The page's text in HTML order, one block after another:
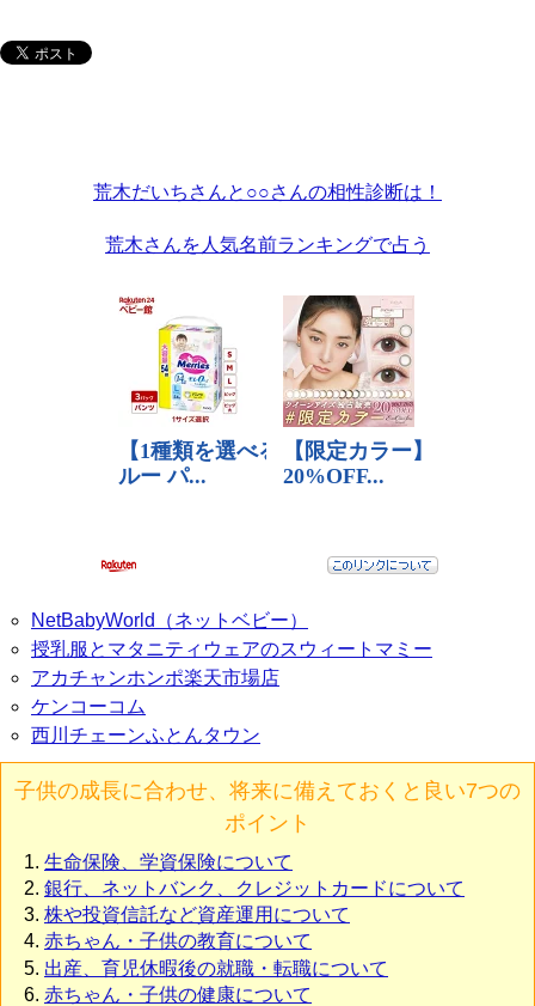
荒木だいちさんと○○さんの相性診断は！
荒木さんを人気名前ランキングで占う
NetBabyWorld（ネットベビー）
授乳服とマタニティウェアのスウィートマミー
アカチャンホンポ楽天市場店
ケンコーコム
西川チェーンふとんタウン
子供の成長に合わせ、将来に備えておくと良い7つの
ポイント
生命保険、学資保険について
銀行、ネットバンク、クレジットカードについて
株や投資信託など資産運用について
赤ちゃん・子供の教育について
出産、育児休暇後の就職・転職について
赤ちゃん・子供の健康について